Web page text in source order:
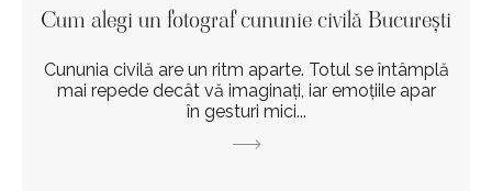
Cum alegi un fotograf cununie civilă București
Cununia civilă are un ritm aparte. Totul se întâmplă
mai repede decât vă imaginați, iar emoțiile apar
în gesturi mici...